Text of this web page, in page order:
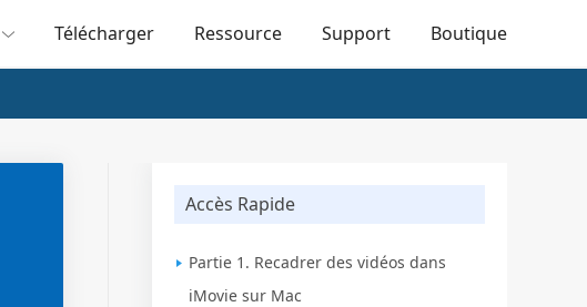
Télécharger Ressource Support Boutique
Accès Rapide
Partie 1. Recadrer des vidéos dans
iMovie sur Mac